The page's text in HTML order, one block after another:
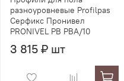
разноуровневые Profilpas
Серфикс Пронивел
PRONIVEL PB PBA/10
3 815 ₽ шт